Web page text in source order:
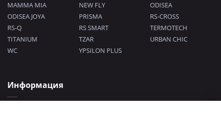
MAMMA MIA
NEW FLY
ODISEA
ODISEA JOYA
PRISMA
RS-CROSS
RS-Q
RS SMART
TERMOTECH
TITANIUM
TZAR
URBAN CHIC
WC
YPSILON PLUS
Информация